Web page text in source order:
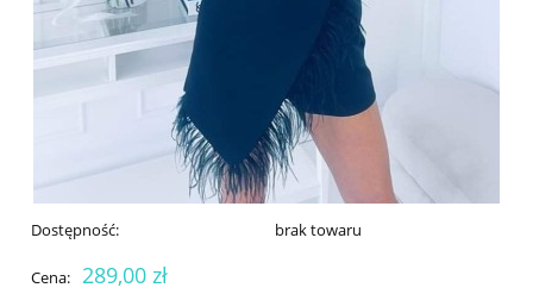
Dostępność: brak towaru
Cena: 289,00 zł